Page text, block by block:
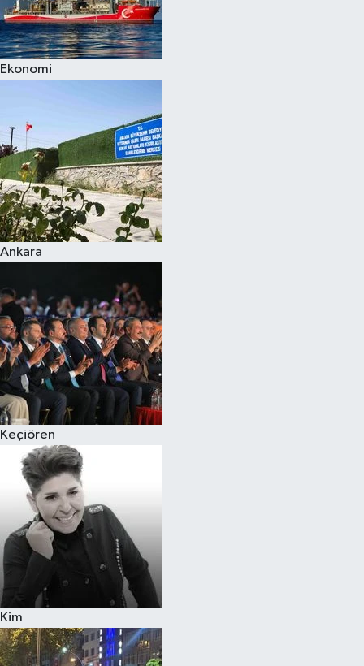
Ekonomi
Ankara
Keçiören
Kim
Spor
Burç Yorumları
Eğitim
Hava Durumu
Kadın
Kültür Sanat
Sağlık
Siyaset
Teknoloji
Televizyon
Yaşam-Çevre